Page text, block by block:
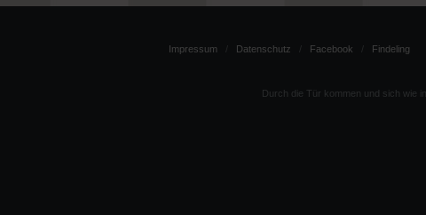
Impressum Datenschutz Facebook Findeling
Durch die Tür kommen und sich wie